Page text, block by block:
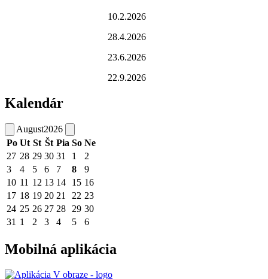
10.2.2026
28.4.2026
23.6.2026
22.9.2026
Kalendár
August2026
Po Ut St Št Pia So Ne
27 28 29 30 31 1
2
3
4 5 6 7 8
9
10 11 12 13 14 15 16
17 18 19 20 21 22 23
24 25 26 27 28 29 30
31 1 2 3 4 5 6
Mobilná aplikácia